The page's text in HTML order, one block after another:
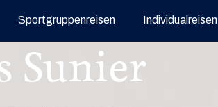
Sportgruppenreisen Individualreisen
Sunier